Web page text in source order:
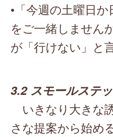
•「今週の土曜日
をご一緒しません
が「行けない」と
3.2 スモールステ
いきなり大きな
さな提案から始め